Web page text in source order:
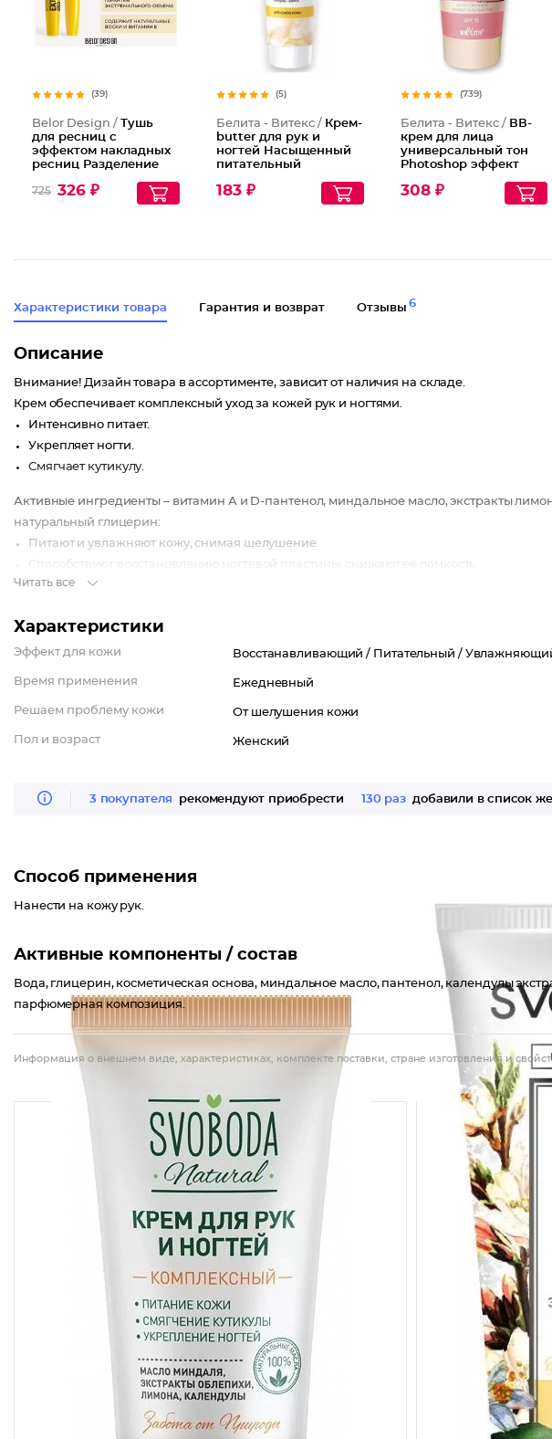
(39)
Belor Design / Тушь
для ресниц с
эффектом накладных
ресниц Разделение
extreme
725 326 ₽
(5)
Белита - Витекс / Крем-
butter для рук и
ногтей Насыщенный
питательный
183 ₽
(739)
Белита - Витекс / ВВ-
крем для лица
универсальный тон
Photoshop эффект
308 ₽
Характеристики товара Гарантия и возврат Отзывы 6
Описание
Внимание! Дизайн товара в ассортименте, зависит от наличия на складе.
Крем обеспечивает комплексный уход за кожей рук и ногтями.
Интенсивно питает.
Укрепляет ногти.
Смягчает кутикулу.
Активные ингредиенты – витамин А и D-пантенол, миндальное масло, экстракты
натуральный глицерин:
Питают и увлажняют кожу, снимая шелушение.
Способствуют восстановлению ногтевой пластины, снижают её ломкость.
Превосходно смягчают и разглаживают кожу рук.
Читать все
Характеристики
Эффект для кожи Восстанавливающий / Питательный /
Время применения Ежедневный
Решаем проблему кожи От шелушения кожи
Пол и возраст Женский
3 покупателя рекомендуют приобрести 130 раз добавили в список
Способ применения
Нанести на кожу рук.
Активные компоненты / состав
Вода, глицерин, косметическая основа, миндальное масло, пантенол, календулы
парфюмерная композиция.
Информация о внешнем виде, характеристиках, комплекте поставки, стране изготовления и